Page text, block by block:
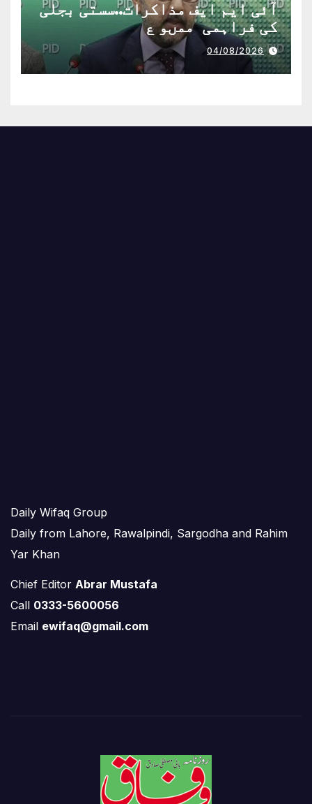
آئی ایم ایف مذاکرات..سستی بجلی
کی فراہمی ممںو ع
04/08/2026
Daily Wifaq Group
Daily from Lahore, Rawalpindi, Sargodha and Rahim
Yar Khan
Chief Editor Abrar Mustafa
Call 0333-5600056
Email ewifaq@gmail.com